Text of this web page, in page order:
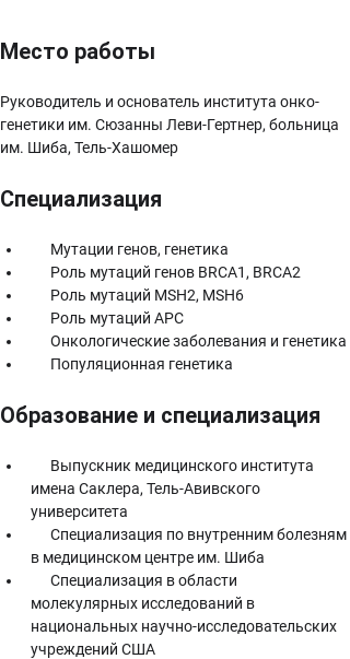
Место работы
Руководитель и основатель института онко-
генетики им. Сюзанны Леви-Гертнер, больница
им. Шиба, Тель-Хашомер
Специализация
Мутации генов, генетика
Роль мутаций генов BRCA1, BRCA2
Роль мутаций MSH2, MSH6
Роль мутаций APC
Онкологические заболевания и генетика
Популяционная генетика
Образование и специализация
Выпускник медицинского института
имена Саклера, Тель-Авивского
университета
Специализация по внутренним болезням
в медицинском центре им. Шиба
Специализация в области
молекулярных исследований в
национальных научно-исследовательских
учреждений США